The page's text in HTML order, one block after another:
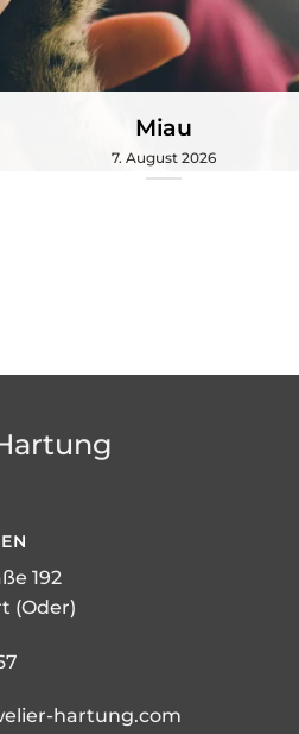
Miau
7. August 2026
192
(Oder)
hartung.com